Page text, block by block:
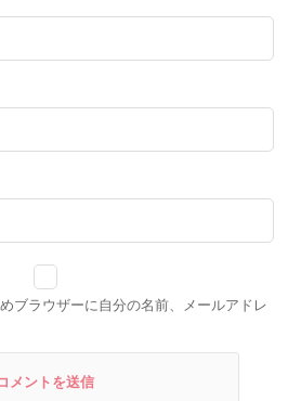
ブラウザーに自分の名前、メールアドレ